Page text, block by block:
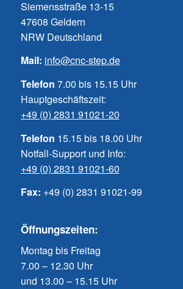
Siemensstraße 13-15
47608 Geldern
NRW Deutschland
Mail: info@cnc-step.de
Telefon 7.00 bis 15.15 Uhr
Hauptgeschäftszeit:
+49 (0) 2831 91021-20
Telefon 15.15 bis 18.00 Uhr
Notfall-Support und Info:
+49 (0) 2831 91021-60
Fax: +49 (0) 2831 91021-99
Öffnungszeiten:
Montag bis Freitag
7.00 – 12.30 Uhr
und 13.00 – 15.15 Uhr